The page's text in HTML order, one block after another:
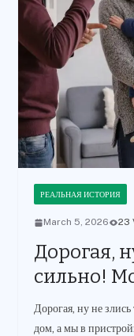
РЕАЛЬНАЯ ИСТОРИЯ
March 5, 2026 23
Дорогая,
сильно!
Дорогая, ну не
дом, а мы в